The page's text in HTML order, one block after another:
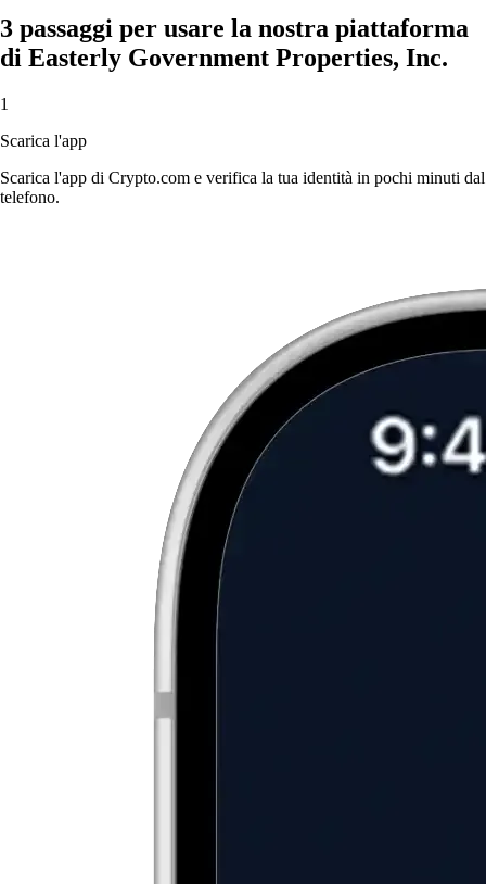
3 passaggi per usare la nostra piattaforma
di Easterly Government Properties, Inc.
1
Scarica l'app
Scarica l'app di Crypto.com e verifica la tua identità in pochi minuti dal
telefono.